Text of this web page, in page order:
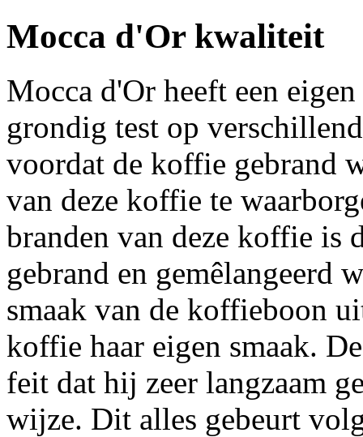
Mocca d'Or kwaliteit
Mocca d'Or heeft een
grondig test op
voordat de koffie gebrand
van deze koffie te
branden van deze koffie is
gebrand en gemêlangeerd
smaak van de koffieboon
koffie haar eigen smaak.
feit dat hij zeer langzaam
wijze. Dit alles gebeurt